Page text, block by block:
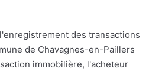
des transactions
de Chavagnes-en-Paillers
immobilière, l'acheteur